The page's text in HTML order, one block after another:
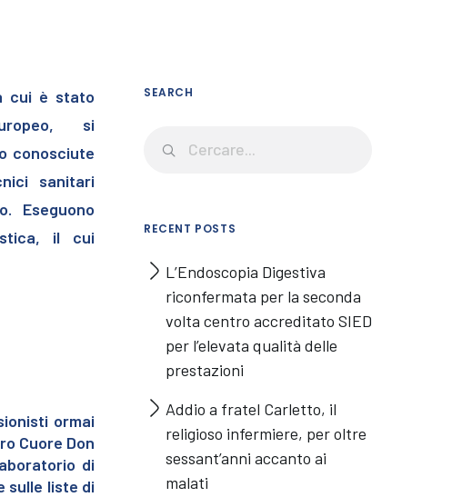
cui è stato
si
conosciute
sanitari
Eseguono
il cui
ormai
Cuore Don
di
sulle liste di
SEARCH
RECENT POSTS
L’Endoscopia Digestiva
riconfermata per la seconda
volta centro accreditato SIED
per l’elevata qualità delle
prestazioni
Addio a fratel Carletto, il
religioso infermiere, per oltre
sessant’anni accanto ai
malati